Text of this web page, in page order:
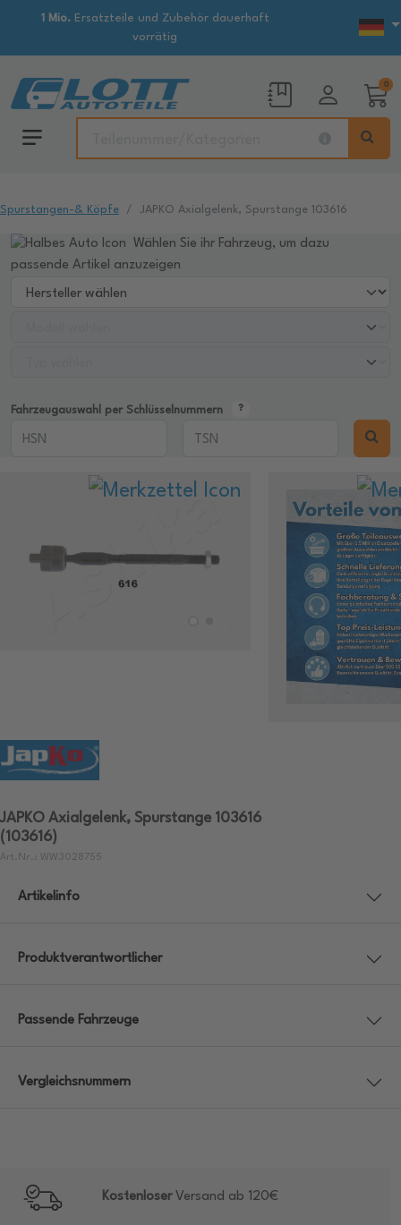
1 Mio.Ersatzteile und Zubehör dauerhaft
vorrätig
0
Spurstangen-& Köpfe JAPKO Axialgelenk, Spurstange 103616
Wählen Sie ihr Fahrzeug, um dazu
passende Artikel anzuzeigen
Fahrzeugauswahl per Schlüsselnummern
JAPKO Axialgelenk, Spurstange 103616
(103616)
Art.Nr.: WW3028755
Artikelinfo
Produktverantwortlicher
Passende Fahrzeuge
Vergleichsnummern
KostenloserVersand ab 120€